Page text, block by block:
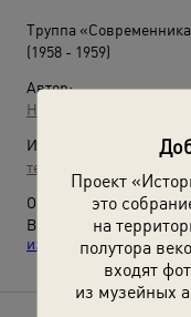
Проект
это
на
полутора
входят
из музейных
Труппа
(1958 - 1959)
Автор:
Неизвестный автор
Источники:
театр «Современник»
О фотографии:
Видео
избранного»с этой